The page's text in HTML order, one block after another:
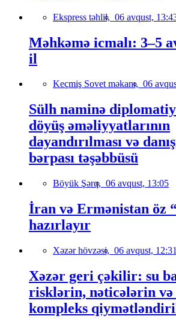
Ekspress təhlil, 06 avqust,
Məhkəmə icmalı: 3–5
il
Keçmiş Sovet məkanı, 06
Sülh naminə
döyüş əməliyyatlarının
dayandırılması və
bərpası təşəbbüsü
Böyük Şərq, 06 avqust, 13:05
İran və Ermənistan öz
hazırlayır
Xəzər hövzəsi, 06 avqust, 12:31
Xəzər geri çəkilir: su
risklərin, nəticələrin
kompleks